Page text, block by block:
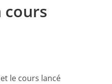
cours
le cours lancé